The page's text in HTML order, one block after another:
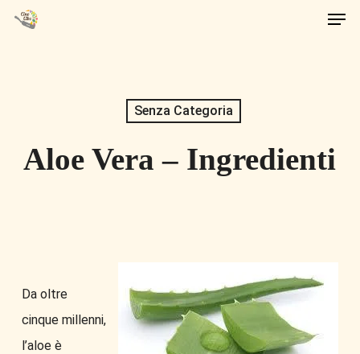
Skip
Senza Categoria
Aloe Vera – Ingredienti
Da oltre
cinque millenni,
l’aloe è